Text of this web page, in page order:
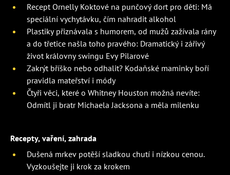
Recept Ornelly Koktové na punčový dort pro děti: Má
speciální vychytávku, čím nahradit alkohol
Plastiky přiznávala s humorem, od mužů zažívala rány
a do třetice našla toho pravého: Dramatický i zářivý
život královny swingu Evy Pilarové
Zakrýt bříško nebo odhalit? Kodaňské maminky boří
pravidla mateřství i módy
Čtyři věci, které o Whitney Houston možná nevíte:
Odmítl ji bratr Michaela Jacksona a měla milenku
Recepty, vaření, zahrada
Dušená mrkev potěší sladkou chutí i nízkou cenou.
Vyzkoušejte ji krok za krokem